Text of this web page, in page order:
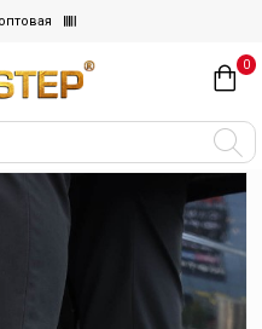
оптовая
0